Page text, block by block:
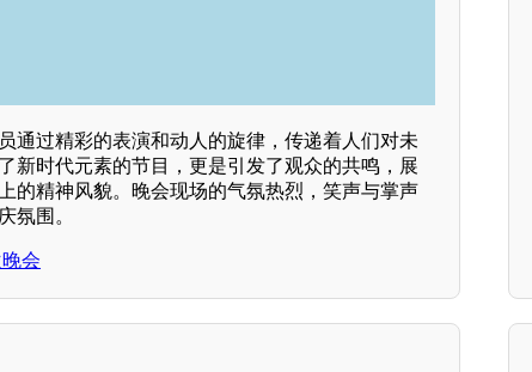
通过精彩的表演和动人的旋律，传递着人们对未
新时代元素的节目，更是引发了观众的共鸣，展
的精神风貌。晚会现场的气氛热烈，笑声与掌声
氛围。
会